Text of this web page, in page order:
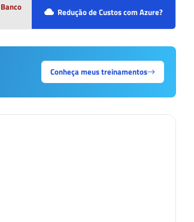
Redução de Custos com Azure?
Conheça meus treinamentos